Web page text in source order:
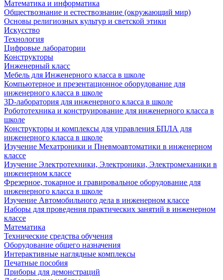
Математика и информатика
Обществознание и естествознание (окружающий мир)
Основы религиозных культур и светской этики
Искусство
Технология
Цифровые лаборатории
Конструкторы
Инженерный класс
Мебель для Инженерного класса в школе
Компьютерное и презентационное оборудование для
инженерного класса в школе
3D-лаборатория для инженерного класса в школе
Робототехника и конструирование для инженерного класса в
школе
Конструкторы и комплексы для управления БПЛА для
инженерного класса в школе
Изучение Мехатроники и Пневмоавтоматики в инженерном
классе
Изучение Электротехники, Электроники, Электромеханики в
инженерном классе
Фрезерное, токарное и гравировальное оборудование для
инженерного класса в школе
Изучение Автомобильного дела в инженерном классе
Наборы для проведения практических занятий в инженерном
классе
Математика
Технические средства обучения
Оборудование общего назначения
Интерактивные наглядные комплексы
Печатные пособия
Приборы для демонстраций